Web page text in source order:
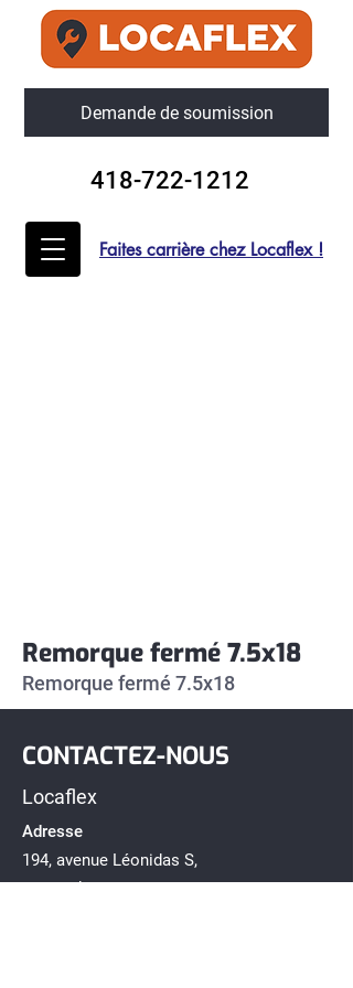
Demande de soumission
418-722-1212
Faites carrière chez Locaflex !
Remorque fermé 7.5x18
Remorque fermé 7.5x18
CONTACTEZ-NOUS
Locaflex
Adresse
194, avenue Léonidas S,
Rimouski, Québec G5L 2T2